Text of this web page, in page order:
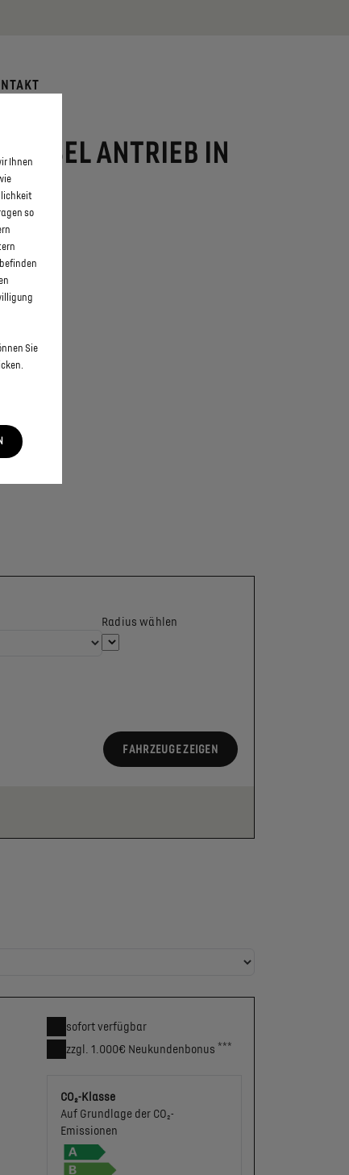
ANTRIEB IN
Radius wählen
FAHRZEUGE ZEIGEN
sofort verfügbar
zzgl. 1.000€ Neukunden­bonus ***
CO₂-Klasse
Auf Grundlage der CO₂-
Emissionen
Ihnen
so
Sie